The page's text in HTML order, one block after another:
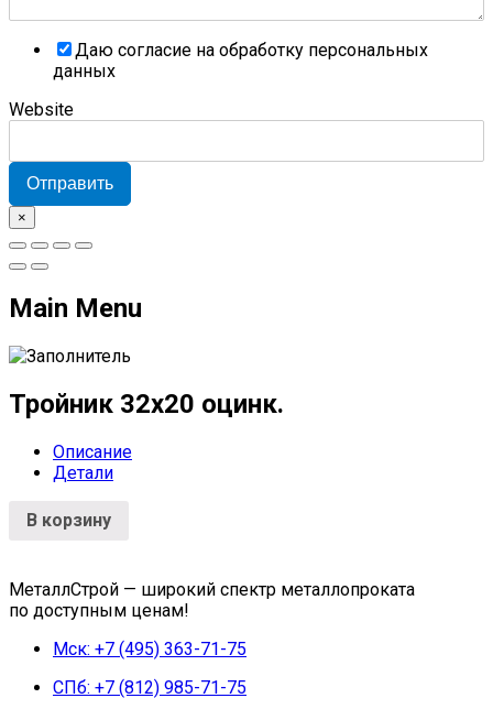
Даю согласие на обработку персональных
данных
Website
Отправить
×
Main Menu
Тройник 32х20 оцинк.
Описание
Детали
В корзину
МеталлСтрой — широкий спектр металлопроката
по доступным ценам!
Мск: +7 (495) 363-71-75
СПб: +7 (812) 985-71-75